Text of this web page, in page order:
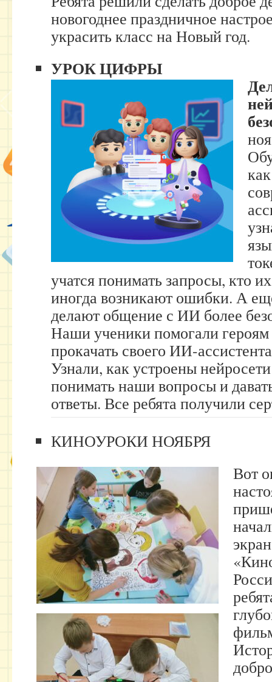
новогоднее праздничное
украсить класс на Новый год.
УРОК ЦИФРЫ
учатся понимать запросы, кто
иногда возникают ошибки. А
делают общение с ИИ более
Наши ученики помогали
прокачать своего ИИ-
Узнали, как устроены
понимать наши вопросы и
ответы. Все ребята получили
​КИНОУРОКИ НОЯБРЯ
Вот